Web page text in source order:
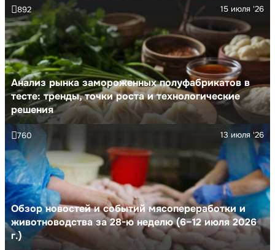
Анализ рынка замороженных полуфабрикатов в
тесте: тренды, точки роста и технологические
решения
15 июля '26
892
Обзор новостей и событий мясопереработки и
животноводства за 28-ю неделю (6–12 июля 2026
г.)
13 июля '26
760